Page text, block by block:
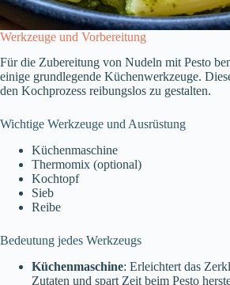
Werkzeuge und Vorbereitung
Für die Zubereitung von Nudeln mit Pesto
einige grundlegende Küchenwerkzeuge.
den Kochprozess reibungslos zu gestalten.
Wichtige Werkzeuge und Ausrüstung
Küchenmaschine
Thermomix (optional)
Kochtopf
Sieb
Reibe
Bedeutung jedes Werkzeugs
Küchenmaschine: Erleichtert das
Zutaten und spart Zeit beim Pesto